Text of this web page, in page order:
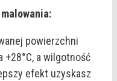
powierzchni
+28°C, a wilgotność
efekt uzyskasz